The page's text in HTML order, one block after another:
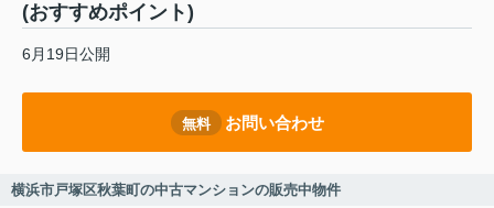
(おすすめポイント)
6月19日公開
無料 お問い合わせ
横浜市戸塚区秋葉町の中古マンションの販売中物件